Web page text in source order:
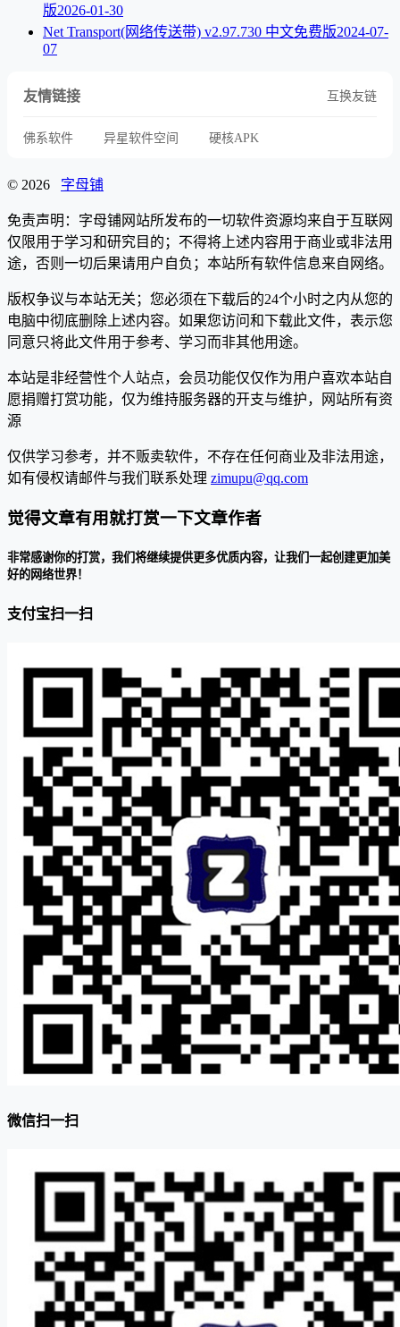
版2026-01-30
Net Transport(网络传送带) v2.97.730 中文免费版2024-07-
07
友情链接 互换友链
佛系软件 异星软件空间 硬核APK
© 2026 字母铺
免责声明：字母铺网站所发布的一切软件资源均来自于互联网
仅限用于学习和研究目的；不得将上述内容用于商业或非法用
途，否则一切后果请用户自负；本站所有软件信息来自网络。
版权争议与本站无关；您必须在下载后的24个小时之内从您的
电脑中彻底删除上述内容。如果您访问和下载此文件，表示您
同意只将此文件用于参考、学习而非其他用途。
本站是非经营性个人站点，会员功能仅仅作为用户喜欢本站自
愿捐赠打赏功能，仅为维持服务器的开支与维护，网站所有资
源
仅供学习参考，并不贩卖软件，不存在任何商业及非法用途，
如有侵权请邮件与我们联系处理 zimupu@qq.com
觉得文章有用就打赏一下文章作者
非常感谢你的打赏，我们将继续提供更多优质内容，让我们一起创建更加美
好的网络世界！
支付宝扫一扫
微信扫一扫